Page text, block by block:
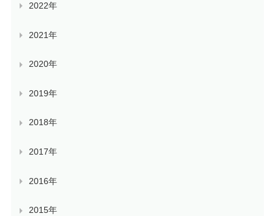
2022年
2021年
2020年
2019年
2018年
2017年
2016年
2015年